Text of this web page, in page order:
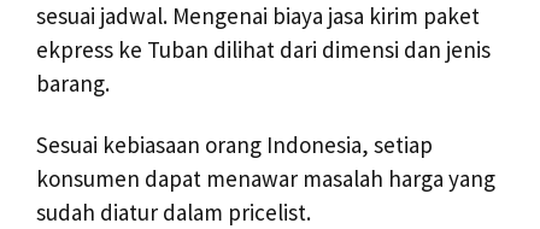
sesuai jadwal. Mengenai biaya jasa kirim paket
ekpress ke Tuban dilihat dari dimensi dan jenis
barang.
Sesuai kebiasaan orang Indonesia, setiap
konsumen dapat menawar masalah harga yang
sudah diatur dalam pricelist.